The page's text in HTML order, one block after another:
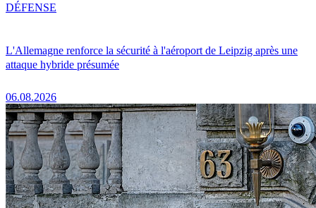
L'Allemagne renforce la sécurité à l'aéroport de Leipzig après une
attaque hybride présumée
06.08.2026
DÉFENSE